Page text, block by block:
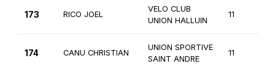
173 RICO JOEL
VELO CLUB
UNION HALLUIN
11
174 CANU CHRISTIAN
UNION SPORTIVE
SAINT ANDRE
11